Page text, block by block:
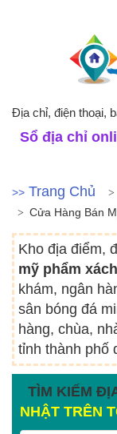
Địa chỉ, điện thoại,
Sổ địa chỉ
>> Trang Chủ
Cửa Hàng Bán
Kho địa điểm,
mỹ phẩm
khám, ngân
sân bóng đá
hàng, chùa,
tỉnh thành phố
TÌM KIẾM
NHẬT TRÊN